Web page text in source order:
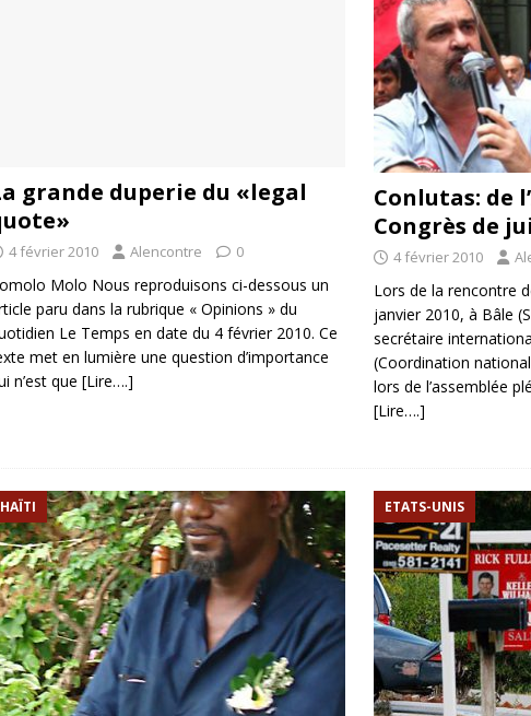
grande duperie du «legal
4 février 2010 Alencontre 0
Molo Nous reproduisons ci-dessous un
paru dans la rubrique « Opinions » du
Le Temps en date du 4 février 2010. Ce
met en lumière une question d’importance
n’est que [Lire….]
Conlutas: de
Congrès de
4 février 2010
Lors de la rencontre
janvier 2010, à Bâle
secrétaire
(Coordination
lors de l’assemblée
[Lire….]
HAÏTI ETATS-UNIS